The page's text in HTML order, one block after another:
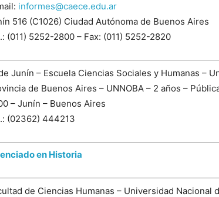
informes@caece.edu.ar
516 (C1026) Ciudad Autónoma de Buenos Aires
(011) 5252-2800 – Fax: (011) 5252-2820
Junín – Escuela Ciencias Sociales y Humanas –
de Buenos Aires – UNNOBA – 2 años –
– Junín – Buenos Aires
(02362) 444213
en Historia
de Ciencias Humanas – Universidad Nacional